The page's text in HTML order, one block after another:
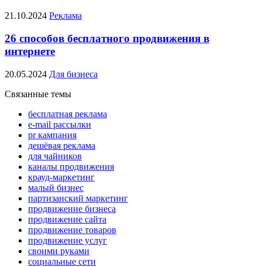
21.10.2024 Реклама
26 способов бесплатного продвижения в
интернете
20.05.2024 Для бизнеса
Связанные темы
бесплатная реклама
e-mail рассылки
pr кампания
дешёвая реклама
для чайников
каналы продвижения
крауд-маркетинг
малый бизнес
партизанский маркетинг
продвижение бизнеса
продвижение сайта
продвижение товаров
продвижение услуг
своими руками
социальные сети